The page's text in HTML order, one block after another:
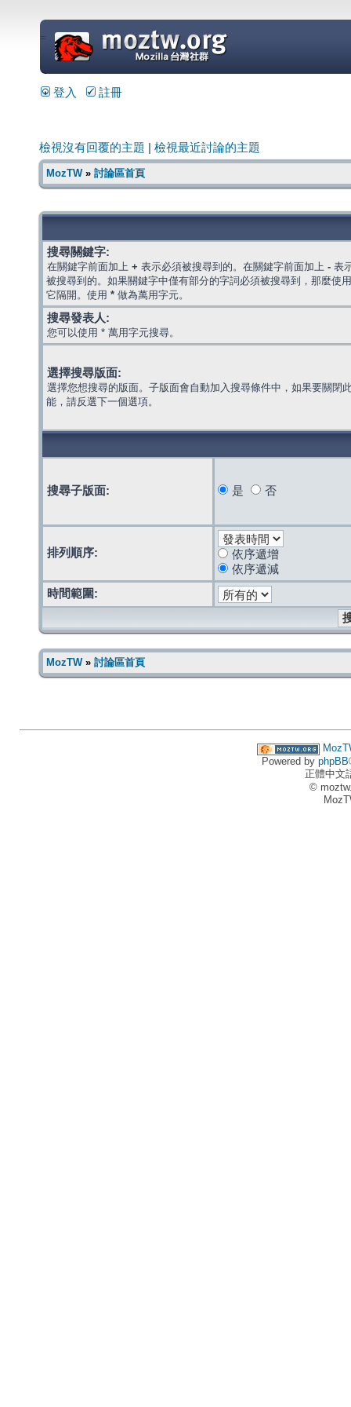
=
登入 註冊
檢視沒有回覆的主題 檢視最近討論的主題
MozTW» 討論區首頁
搜尋關鍵字:
在關鍵字前面加上 + 表示必須被搜尋到的。在關鍵字前面加上 - 表
被搜尋到的。如果關鍵字中僅有部分的字詞必須被搜尋到，那麼使
它隔開。使用 * 做為萬用字元。
搜尋發表人:
您可以使用 * 萬用字元搜尋。
選擇搜尋版面:
選擇您想搜尋的版面。子版面會自動加入搜尋條件中，如果要關閉
能，請反選下一個選項。
搜尋子版面: 是 否
排列順序:
依序遞增
依序遞減
時間範圍:
MozTW» 討論區首頁
Powered by phpBB
正體中文
©